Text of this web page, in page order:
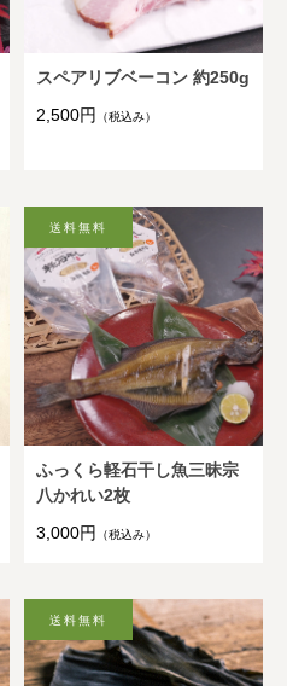
スペアリブベーコン 約250g
2,500円
（税込み）
ふっくら軽石干し魚三昧宗
八かれい2枚
3,000円
（税込み）